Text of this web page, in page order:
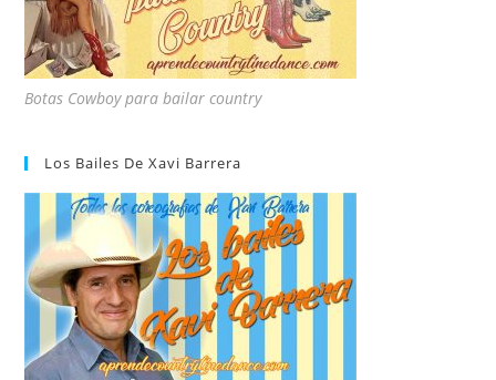
Botas Cowboy para bailar country
Los Bailes De Xavi Barrera